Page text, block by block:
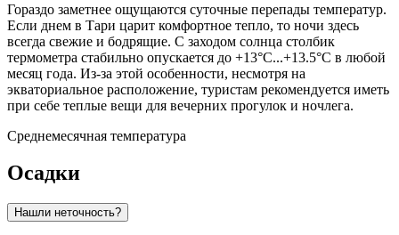
Гораздо заметнее ощущаются суточные перепады температур.
Если днем в Тари царит комфортное тепло, то ночи здесь
всегда свежие и бодрящие. С заходом солнца столбик
термометра стабильно опускается до +13°C...+13.5°C в любой
месяц года. Из-за этой особенности, несмотря на
экваториальное расположение, туристам рекомендуется иметь
при себе теплые вещи для вечерних прогулок и ночлега.
Среднемесячная температура
Осадки
Нашли неточность?